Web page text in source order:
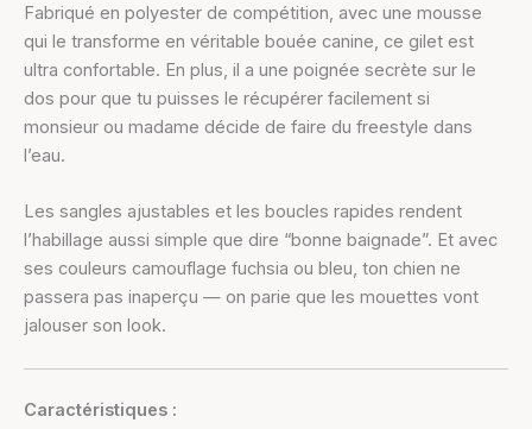
Fabriqué en polyester de compétition, avec une mousse
qui le transforme en véritable bouée canine, ce gilet est
ultra confortable. En plus, il a une poignée secrète sur le
dos pour que tu puisses le récupérer facilement si
monsieur ou madame décide de faire du freestyle dans
l’eau.
Les sangles ajustables et les boucles rapides rendent
l’habillage aussi simple que dire “bonne baignade”. Et avec
ses couleurs camouflage fuchsia ou bleu, ton chien ne
passera pas inaperçu — on parie que les mouettes vont
jalouser son look.
Caractéristiques :